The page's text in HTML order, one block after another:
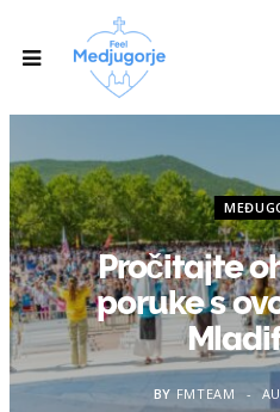
Pročitajte
poruke s
BY FMTEAM